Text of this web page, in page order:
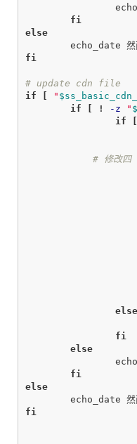
fi
else
fi
# update cdn file
if
"
	if
! -z "
		if
# 修改四
fi
fi
else
fi